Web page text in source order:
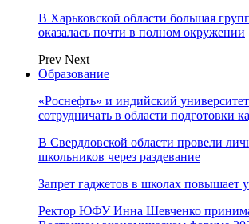
В Харьковской области большая
оказалась почти в полном окружении
Prev Next
Образование
«Роснефть» и индийский
сотрудничать в области подготовки
В Свердловской области провели
школьников через раздевание
Запрет гаджетов в школах повышает
Ректор ЮФУ Инна Шевченко